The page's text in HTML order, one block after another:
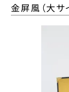
金屏風（大サ